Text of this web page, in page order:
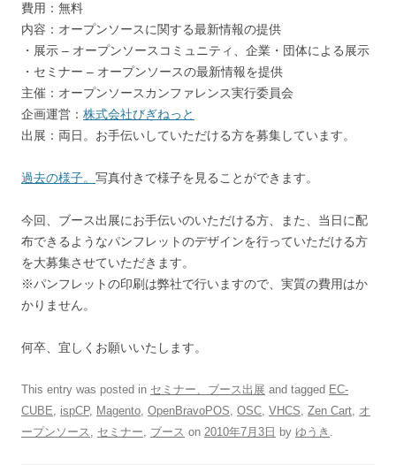
費用：無料
内容：オープンソースに関する最新情報の提供
・展示 – オープンソースコミュニティ、企業・団体による展示
・セミナー – オープンソースの最新情報を提供
主催：オープンソースカンファレンス実行委員会
企画運営： 株式会社びぎねっと
出展：両日。お手伝いしていただける方を募集しています。
過去の様子。 写真付きで様子を見ることができます。
今回、ブース出展にお手伝いのいただける方、また、当日に配
布できるようなパンフレットのデザインを行っていただける方
を大募集させていただきます。
※パンフレットの印刷は弊社で行いますので、実質の費用はか
かりません。
何卒、宜しくお願いいたします。
This entry was posted in セミナー、ブース出展 and tagged EC-
CUBE, ispCP, Magento, OpenBravoPOS, OSC, VHCS, Zen Cart, オ
ープンソース , セミナー, ブース on 2010年7月3日 by ゆうき .